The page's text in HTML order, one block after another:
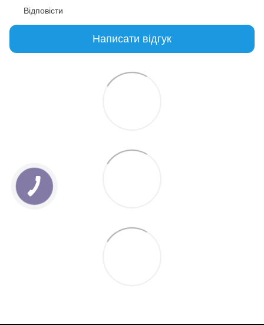
Відповісти
Написати відгук